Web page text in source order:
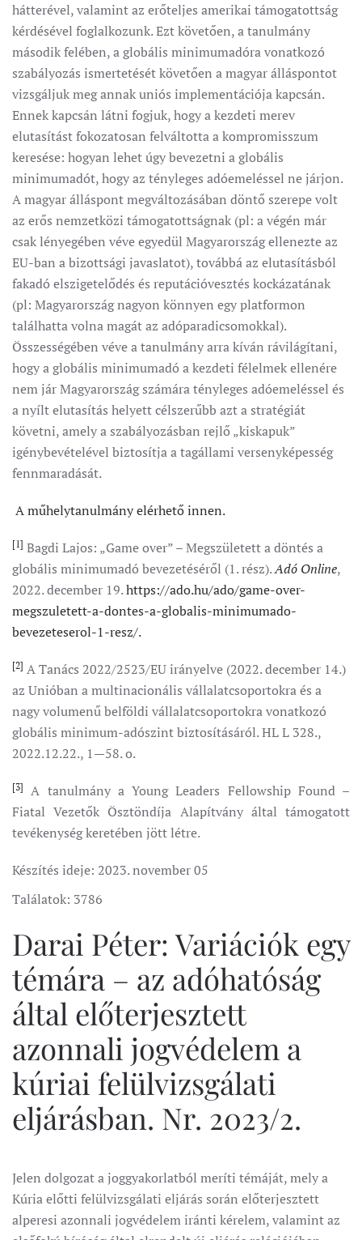
hátterével, valamint az erőteljes amerikai támogatottság
kérdésével foglalkozunk. Ezt követően, a tanulmány
második felében, a globális minimumadóra vonatkozó
szabályozás ismertetését követően a magyar álláspontot
vizsgáljuk meg annak uniós implementációja kapcsán.
Ennek kapcsán látni fogjuk, hogy a kezdeti merev
elutasítást fokozatosan felváltotta a kompromisszum
keresése: hogyan lehet úgy bevezetni a globális
minimumadót, hogy az tényleges adóemeléssel ne járjon.
A magyar álláspont megváltozásában döntő szerepe volt
az erős nemzetközi támogatottságnak (pl: a végén már
csak lényegében véve egyedül Magyarország ellenezte az
EU-ban a bizottsági javaslatot), továbbá az elutasításból
fakadó elszigetelődés és reputációvesztés kockázatának
(pl: Magyarország nagyon könnyen egy platformon
találhatta volna magát az adóparadicsomokkal).
Összességében véve a tanulmány arra kíván rávilágítani,
hogy a globális minimumadó a kezdeti félelmek ellenére
nem jár Magyarország számára tényleges adóemeléssel és
a nyílt elutasítás helyett célszerűbb azt a stratégiát
követni, amely a szabályozásban rejlő „kiskapuk”
igénybevételével biztosítja a tagállami versenyképesség
fennmaradását.
A műhelytanulmány elérhető innen.
[1] Bagdi Lajos: „Game over” – Megszületett a döntés a
globális minimumadó bevezetéséről (1. rész).Adó Online,
2022. december 19.https://ado.hu/ado/game-over-
megszuletett-a-dontes-a-globalis-minimumado-
bevezeteserol-1-resz/.
[2] A Tanács 2022/2523/EU irányelve (2022. december 14.)
az Unióban a multinacionális vállalatcsoportokra és a
nagy volumenű belföldi vállalatcsoportokra vonatkozó
globális minimum-adószint biztosításáról. HL L 328.,
2022.12.22., 1—58. o.
[3]
A tanulmány a Young Leaders Fellowship Found –
Fiatal Vezetők Ösztöndíja Alapítvány által támogatott
tevékenység keretében jött létre.
Készítés ideje: 2023. november 05
Találatok: 3786
Darai Péter: Variációk egy
témára – az adóhatóság
által előterjesztett
azonnali jogvédelem a
kúriai felülvizsgálati
eljárásban. Nr. 2023/2.
Jelen dolgozat a joggyakorlatból meríti témáját, mely a
Kúria előtti felülvizsgálati eljárás során előterjesztett
alperesi azonnali jogvédelem iránti kérelem, valamint az